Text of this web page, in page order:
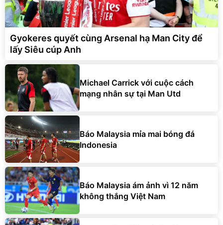
Gyokeres quyết cùng Arsenal hạ Man City để
lấy Siêu cúp Anh
Michael Carrick với cuộc cách
mạng nhân sự tại Man Utd
Báo Malaysia mỉa mai bóng đá
Indonesia
Báo Malaysia ám ảnh vì 12 năm
không thắng Việt Nam